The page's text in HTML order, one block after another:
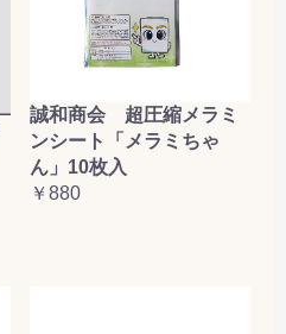
誠和商会 超圧縮メラミ
ンシート「メラミちゃ
ん」10枚入
￥880